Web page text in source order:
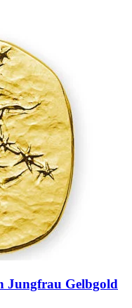
Jungfrau Gelbgold